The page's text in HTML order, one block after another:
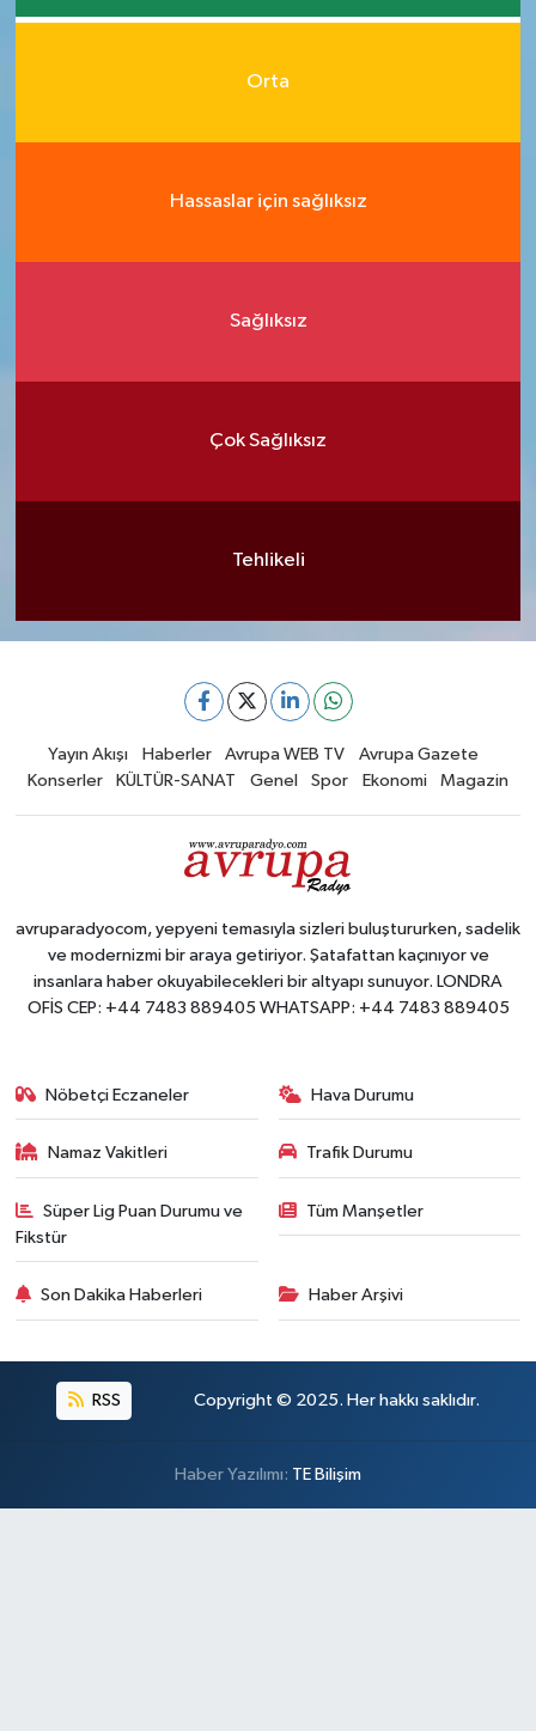
Orta
Hassaslar için sağlıksız
Sağlıksız
Çok Sağlıksız
Tehlikeli
Yayın Akışı Haberler Avrupa WEB TV
Avrupa Gazete
Konserler
KÜLTÜR-SANAT Genel Spor Ekonomi Magazin
avruparadyocom, yepyeni temasıyla sizleri buluştururken, sadelik
ve modernizmi bir araya getiriyor. Şatafattan kaçınıyor ve
insanlara haber okuyabilecekleri bir altyapı sunuyor. LONDRA
OFİS CEP: +44 7483 889405 WHATSAPP: +44 7483 889405
Nöbetçi Eczaneler Hava Durumu
Namaz Vakitleri Trafik Durumu
Süper Lig Puan Durumu ve
Fikstür
Tüm Manşetler
Son Dakika Haberleri Haber Arşivi
RSS Copyright © 2025. Her hakkı saklıdır.
Haber Yazılımı: TE Bilişim